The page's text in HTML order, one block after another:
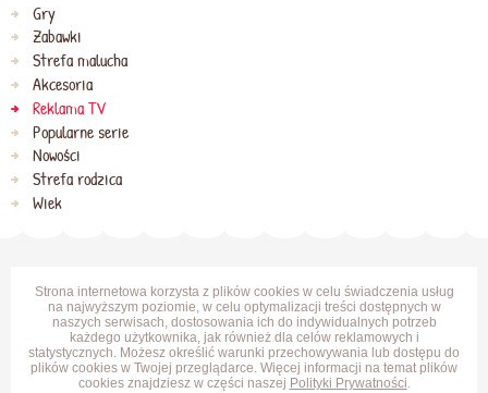
Gry
Zabawki
Strefa malucha
Akcesoria
Reklama TV
Popularne serie
Nowości
Strefa rodzica
Wiek
Strona internetowa korzysta z plików cookies w celu świadczenia usług
na najwyższym poziomie, w celu optymalizacji treści dostępnych w
naszych serwisach, dostosowania ich do indywidualnych potrzeb
każdego użytkownika, jak również dla celów reklamowych i
statystycznych. Możesz określić warunki przechowywania lub dostępu do
plików cookies w Twojej przeglądarce. Więcej informacji na temat plików
cookies znajdziesz w części naszej Polityki Prywatności.